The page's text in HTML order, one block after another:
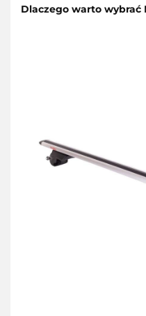
Dlaczego warto wybrać